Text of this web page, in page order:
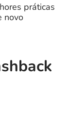
práticas
novo